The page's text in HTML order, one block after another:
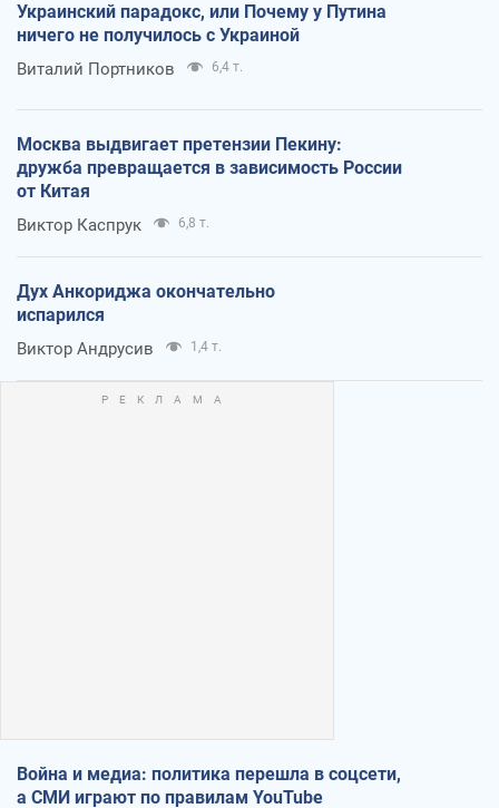
Украинский парадокс, или Почему у Путина
ничего не получилось с Украиной
Виталий Портников 6,4 т.
Москва выдвигает претензии Пекину:
дружба превращается в зависимость России
от Китая
Виктор Каспрук 6,8 т.
Дух Анкориджа окончательно
испарился
Виктор Андрусив 1,4 т.
Война и медиа: политика перешла в соцсети,
а СМИ играют по правилам YouTube